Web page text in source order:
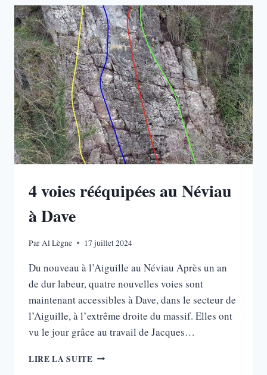
RÈGLE
D’AFFILIATION
AU
CAB
?
4 voies rééquipées au Néviau
à Dave
Par Al Lègne 17 juillet 2024
Du nouveau à l’Aiguille au Néviau Après un an
de dur labeur, quatre nouvelles voies sont
maintenant accessibles à Dave, dans le secteur de
l’Aiguille, à l’extrême droite du massif. Elles ont
vu le jour grâce au travail de Jacques…
LIRE LA SUITE